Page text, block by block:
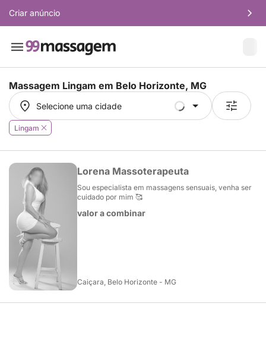
Criar anúncio
Massagem Lingam em Belo Horizonte, MG
Selecione uma cidade
Selecione uma cidade
Lingam
Lorena Massoterapeuta
Sou especialista em massagens sensuais, venha ser
cuidado por mim 🥰
valor a combinar
Caiçara, Belo Horizonte - MG